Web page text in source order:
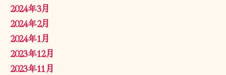
2024年3月
2024年2月
2024年1月
2023年12月
2023年11月